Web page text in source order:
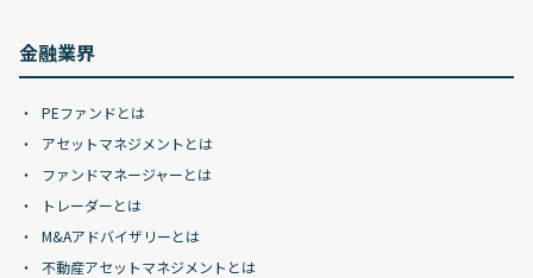
金融業界
PEファンドとは
アセットマネジメントとは
ファンドマネージャーとは
トレーダーとは
M&Aアドバイザリーとは
不動産アセットマネジメントとは